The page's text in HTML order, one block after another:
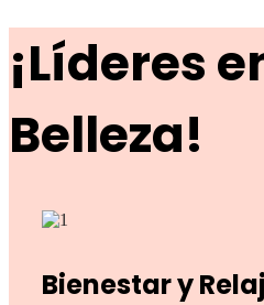
¡Líderes
Belleza!
Bienestar y